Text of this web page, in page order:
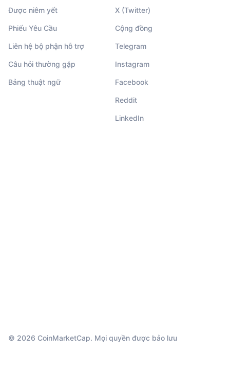
Được niêm yết
Phiếu Yêu Cầu
Liên hệ bộ phận hỗ trợ
Câu hỏi thường gặp
Bảng thuật ngữ
X (Twitter)
Cộng đồng
Telegram
Instagram
Facebook
Reddit
LinkedIn
© 2026 CoinMarketCap. Mọi quyền được bảo lưu